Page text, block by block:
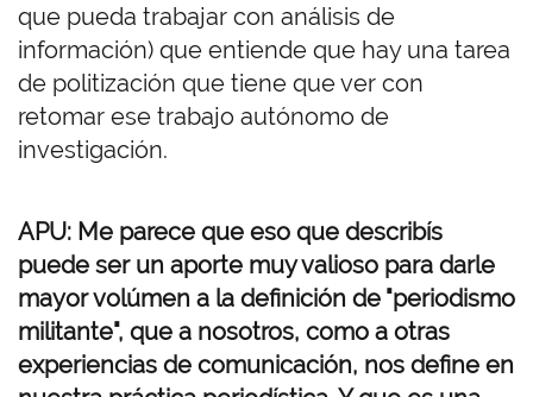
que pueda trabajar con análisis de
información) que entiende que hay una tarea
de politización que tiene que ver con
retomar ese trabajo autónomo de
investigación.
APU: Me parece que eso que describís
puede ser un aporte muy valioso para darle
mayor volúmen a la definición de "periodismo
militante", que a nosotros, como a otras
experiencias de comunicación, nos define en